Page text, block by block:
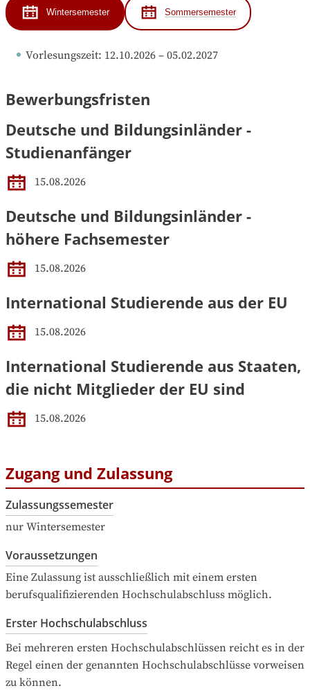
Wintersemester Sommersemester
Vorlesungszeit: 12.10.2026 – 05.02.2027
Bewerbungsfristen
Deutsche und Bildungsinländer -
Studienanfänger
15.08.2026
Deutsche und Bildungsinländer -
höhere Fachsemester
15.08.2026
International Studierende aus der EU
15.08.2026
International Studierende aus Staaten,
die nicht Mitglieder der EU sind
15.08.2026
Zugang und Zulassung
Zulassungssemester
nur Wintersemester
Voraussetzungen
Eine Zulassung ist ausschließlich mit einem ersten
berufsqualifizierenden Hochschulabschluss möglich.
Erster Hochschulabschluss
Bei mehreren ersten Hochschulabschlüssen reicht es in der
Regel einen der genannten Hochschulabschlüsse vorweisen
zu können.